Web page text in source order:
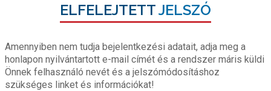
ELFELEJTETTJELSZÓ
Amennyiben nem tudja bejelentkezési adatait, adja meg a
honlapon nyilvántartott e-mail címét és a rendszer máris küldi
Önnek felhasználó nevét és a jelszómódosításhoz
szükséges linket és információkat!